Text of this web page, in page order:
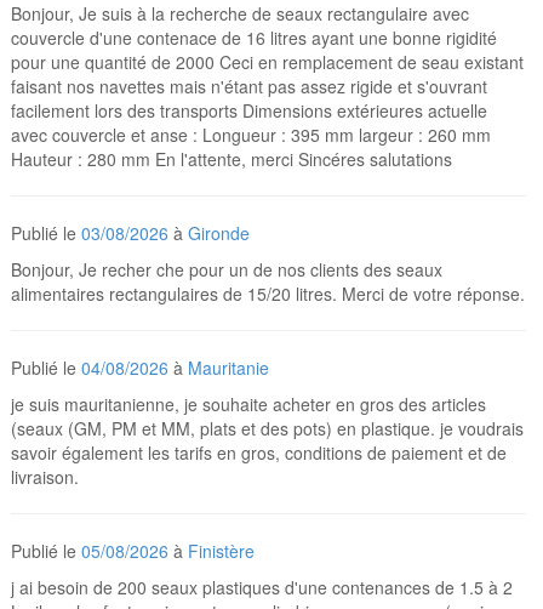
Bonjour, Je suis à la recherche de seaux rectangulaire avec
couvercle d'une contenace de 16 litres ayant une bonne rigidité
pour une quantité de 2000 Ceci en remplacement de seau existant
faisant nos navettes mais n'étant pas assez rigide et s'ouvrant
facilement lors des transports Dimensions extérieures actuelle
avec couvercle et anse : Longueur : 395 mm largeur : 260 mm
Hauteur : 280 mm En l'attente, merci Sincéres salutations
Publié le03/08/2026 àGironde
Bonjour, Je recher che pour un de nos clients des seaux
alimentaires rectangulaires de 15/20 litres. Merci de votre réponse.
Publié le04/08/2026 à Mauritanie
je suis mauritanienne, je souhaite acheter en gros des articles
(seaux (GM, PM et MM, plats et des pots) en plastique. je voudrais
savoir également les tarifs en gros, conditions de paiement et de
livraison.
Publié le05/08/2026 à Finistère
j ai besoin de 200 seaux plastiques d'une contenances de 1.5 à 2